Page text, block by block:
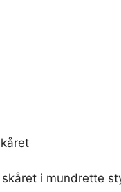
i mundrette